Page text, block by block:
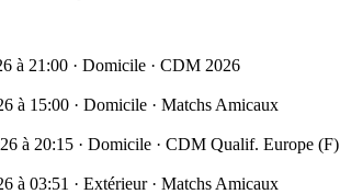
à 21:00 · Domicile · CDM 2026
à 15:00 · Domicile · Matchs Amicaux
à 20:15 · Domicile · CDM Qualif. Europe (F)
à 03:51 · Extérieur · Matchs Amicaux